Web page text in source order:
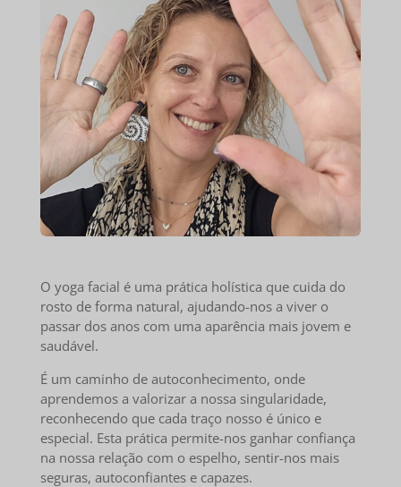
O yoga facial é uma prática holística que cuida do
rosto de forma natural, ajudando-nos a viver o
passar dos anos com uma aparência mais jovem e
saudável.
É um caminho de autoconhecimento, onde
aprendemos a valorizar a nossa singularidade,
reconhecendo que cada traço nosso é único e
especial. Esta prática permite-nos ganhar confiança
na nossa relação com o espelho, sentir-nos mais
seguras, autoconfiantes e capazes.